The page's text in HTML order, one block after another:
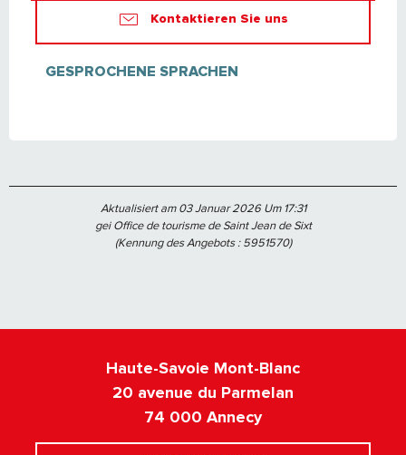
Kontaktieren Sie uns
GESPROCHENE SPRACHEN
GESPROCHENE SPRACHEN
Aktualisiert am 03 Januar 2026 Um 17:31
gei Office de tourisme de Saint Jean de Sixt
(Kennung des Angebots :5951570)
Haute-Savoie Mont-Blanc
20 avenue du Parmelan
74 000 Annecy